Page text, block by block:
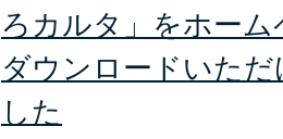
ろカルタ」をホー
ダウンロードいた
した